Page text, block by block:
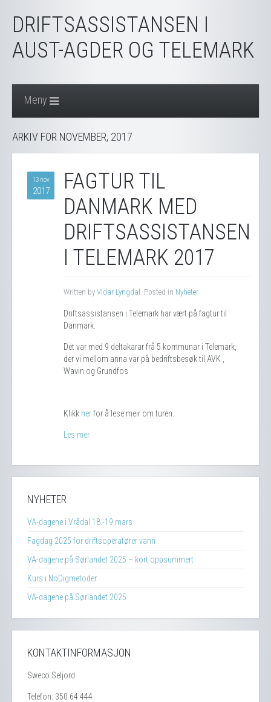
DRIFTSASSISTANSEN I
AUST-AGDER OG TELEMARK
Meny
ARKIV FOR NOVEMBER, 2017
13 nov
2017
FAGTUR TIL
DANMARK MED
DRIFTSASSISTANSEN
I TELEMARK 2017
Written by Vidar Lyngdal . Posted in Nyheter
Driftsassistansen i Telemark har vært på fagtur til
Danmark.
Det var med 9 deltakarar frå 5 kommunar i Telemark,
der vi mellom anna var på bedriftsbesøk til AVK ,
Wavin og Grundfos
Klikk herfor å lese meir om turen.
Les mer
NYHETER
VA-dagene i Vrådal 18.-19.mars
Fagdag 2025 for driftsoperatører vann
VA-dagene på Sørlandet 2025 – kort oppsummert
Kurs i NoDigmetoder
VA-dagene på Sørlandet 2025
KONTAKTINFORMASJON
Sweco Seljord
Telefon: 350 64 444